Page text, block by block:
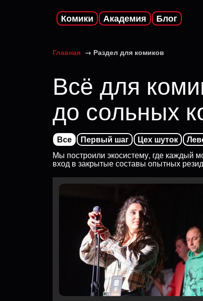
Комики Академия Блог
Главная → Раздел для комиков
Всё для
до сольных
Все Первый шаг Цех шуток
Мы построили экосистему, где каждый
вход в закрытые составы опытных